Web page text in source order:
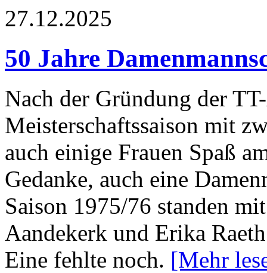
27.12.2025
50 Jahre
Nach der Gründung der
Meisterschaftssaison mit
auch einige Frauen Spaß
Gedanke, auch eine
Saison 1975/76 standen
Aandekerk und Erika
Eine fehlte noch. [Mehr